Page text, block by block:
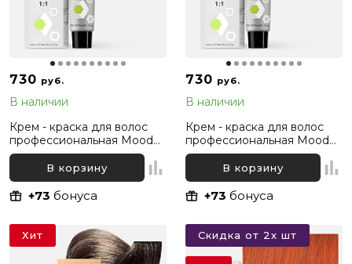
730 руб.
В наличии
Крем - краска для волос
профессиональная Mood
7/00 Русый Интенсивный
натуральный, 100 мл
В корзину
+73 бонуса
730 руб.
В наличии
Крем - краска для волос
профессиональная Mood
6/00 Темный русый
Интенсивный натуральный,
100 мл
В корзину
+73 бонуса
Хит Скидка от 2х шт